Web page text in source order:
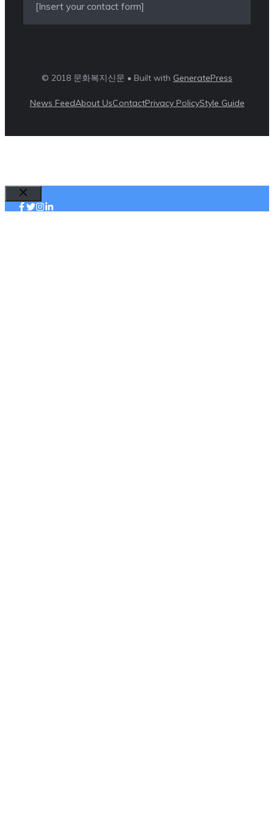
[Insert your contact form]
© 2018 문화복지신문 • Built with GeneratePress
News FeedAbout UsContactPrivacy PolicyStyle Guide
Close